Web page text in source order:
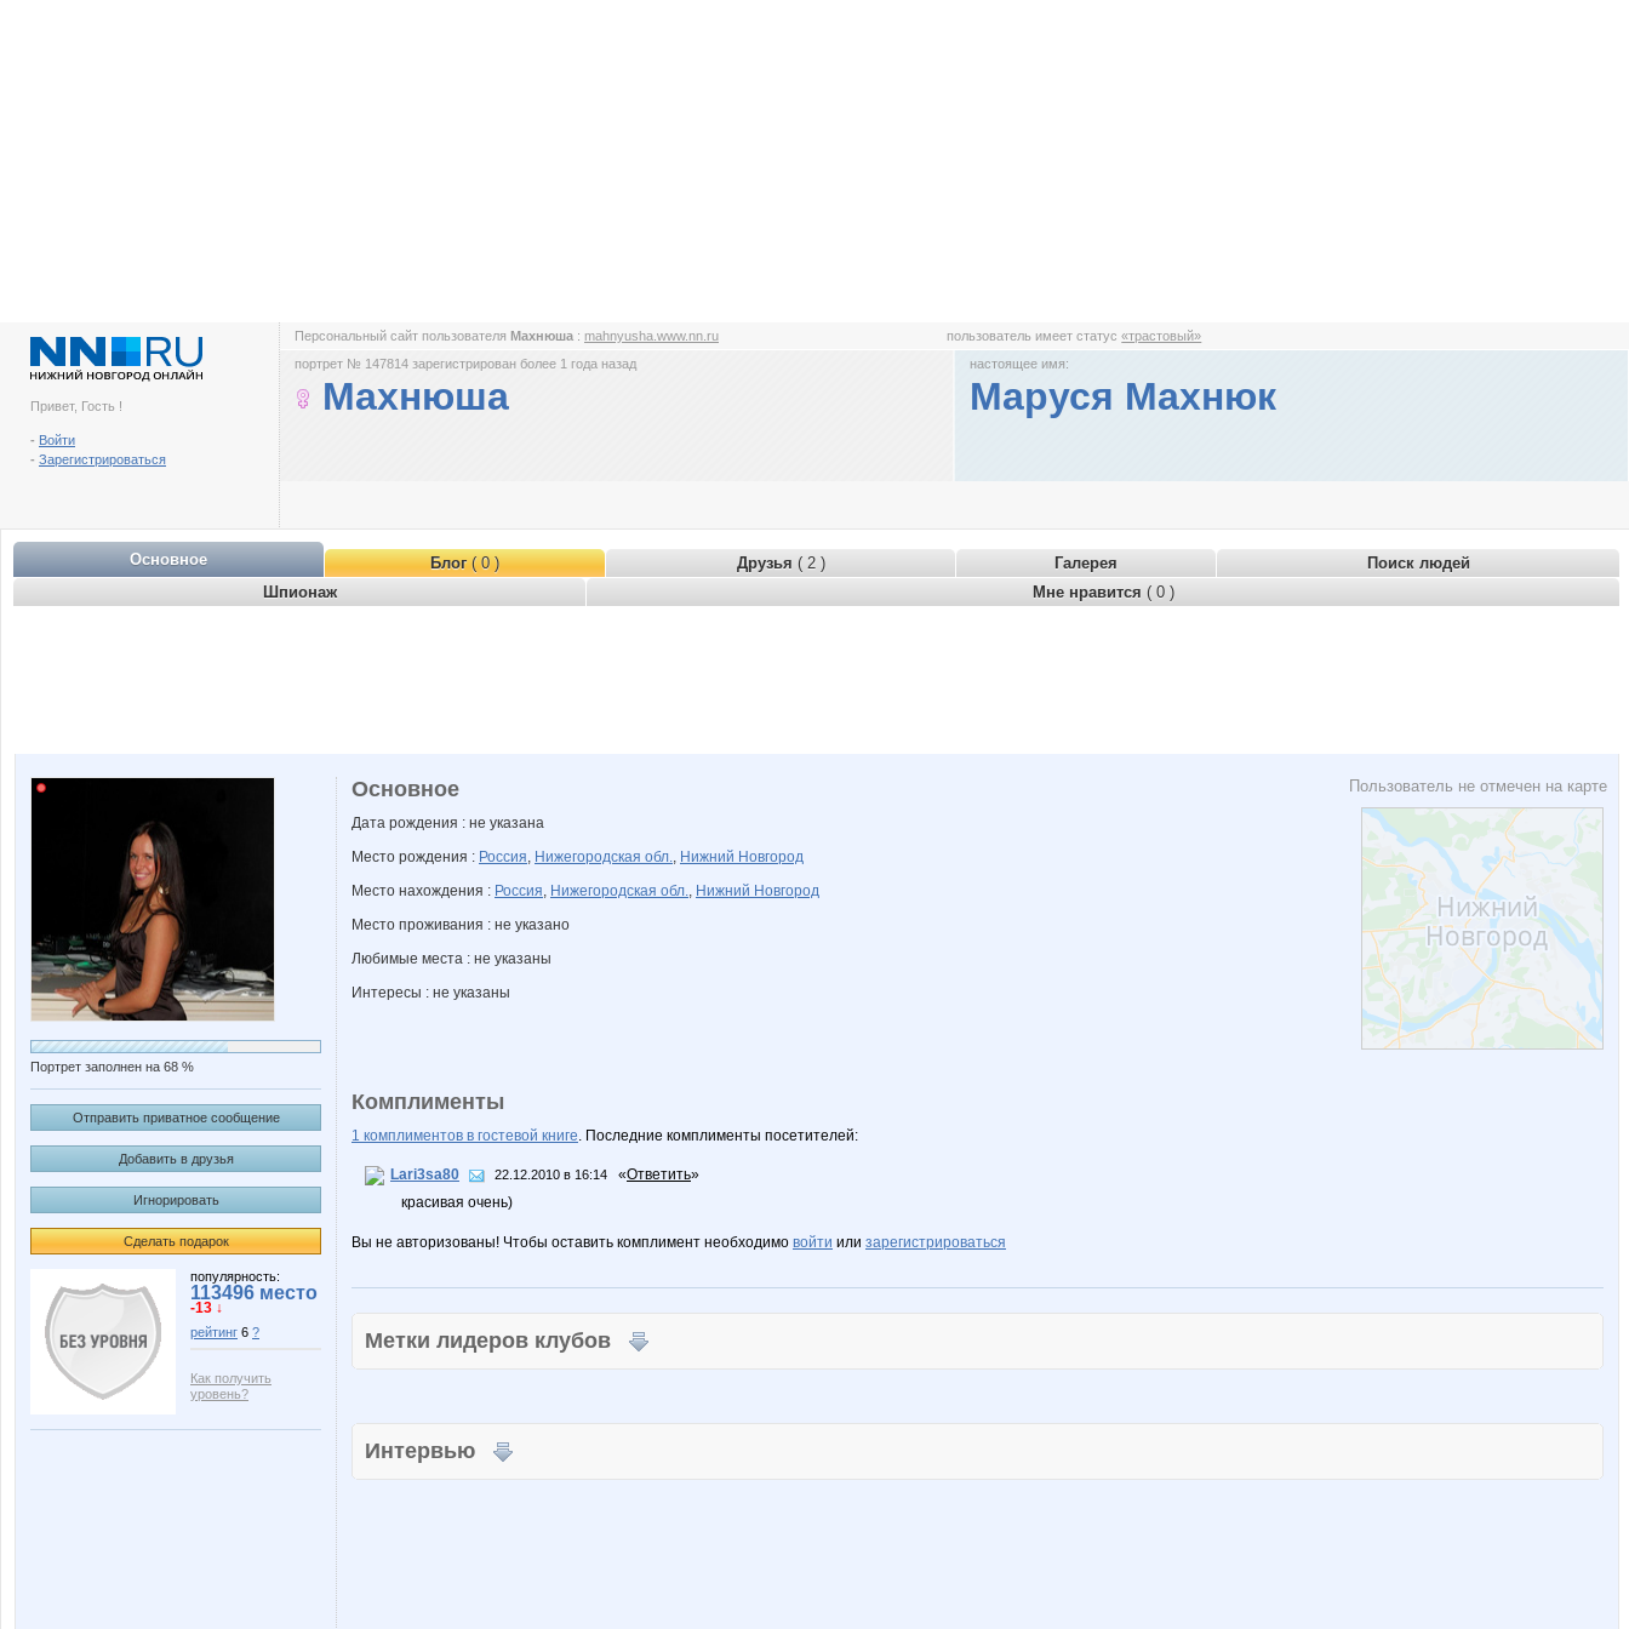
Привет, Гость !
- Войти
- Зарегистрироваться
Персональный сайт пользователя Махнюша : mahnyusha.www.nn.ru пользователь имеет статус«трастовый»
портрет № 147814 зарегистрирован более 1 года назад
Махнюша
настоящее имя:
Маруся Махнюк
Основное Блог( 0 ) Друзья ( 2 ) Галерея
Поиск людей
Шпионаж
Мне нравится ( 0 )
Портрет заполнен на 68 %
Отправить приватное сообщение
Добавить в друзья
Игнорировать
Сделать подарок
популярность:
113496 место
-13 ↓
рейтинг 6 ?
Как получить
уровень?
Пользователь не отмечен на карте
Основное
Дата рождения : не указана
Место рождения : Россия, Нижегородская обл., Нижний Новгород
Место нахождения : Россия, Нижегородская обл., Нижний Новгород
Место проживания : не указано
Любимые места : не указаны
Интересы : не указаны
Комплименты
1 комплиментов в гостевой книге. Последние комплименты посетителей:
Lari3sa80 22.12.2010 в 16:14 «Ответить»
красивая очень)
Вы не авторизованы! Чтобы оставить комплимент необходимо войти или зарегистрироваться
Метки лидеров клубов
Интервью